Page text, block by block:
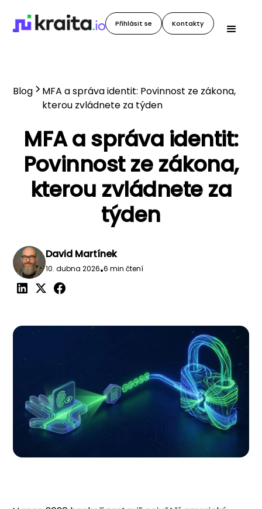
Přihlásit se Kontakty
Blog
MFA a správa identit: Povinnost ze zákona,
kterou zvládnete za týden
MFA a správa identit:
Povinnost ze zákona,
kterou zvládnete za
týden
David Martínek
10. dubna 2026•6 min čtení